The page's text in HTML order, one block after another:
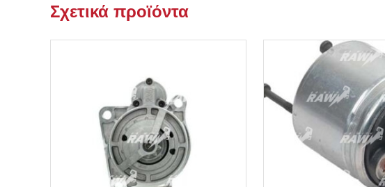
Σχετικά προϊόντα